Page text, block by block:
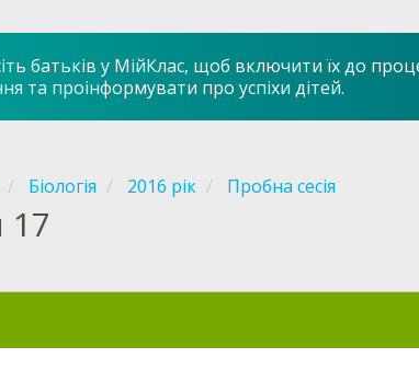
батьків у МійКлас, щоб включити їх до
та проінформувати про успіхи дітей.
Біологія 2016 рік Пробна сесія
17